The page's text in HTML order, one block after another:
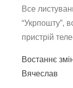
Все
“Укрпошту”,
пристрій
Востаннє
Вячеслав